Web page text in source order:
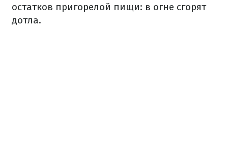
остатков пригорелой пищи: в огне сгорят
дотла.